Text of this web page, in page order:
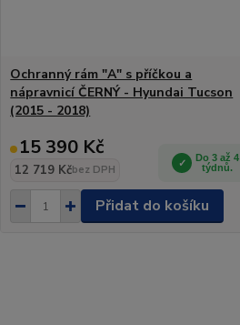
Ochranný rám "A" s příčkou a
nápravnicí ČERNÝ - Hyundai Tucson
(2015 - 2018)
15 390 Kč
12 719 Kčbez DPH
Do 3 až 4
týdnů.
Přidat do košíku